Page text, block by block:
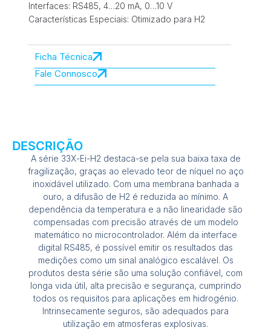
Interfaces: RS485, 4…20 mA, 0…10 V
Características Especiais: Otimizado para H2
Ficha Técnica
Fale Connosco
DESCRIÇÃO
A série 33X-Ei-H2 destaca-se pela sua baixa taxa de
fragilização, graças ao elevado teor de níquel no aço
inoxidável utilizado. Com uma membrana banhada a
ouro, a difusão de H2 é reduzida ao mínimo. A
dependência da temperatura e a não linearidade são
compensadas com precisão através de um modelo
matemático no microcontrolador. Além da interface
digital RS485, é possível emitir os resultados das
medições como um sinal analógico escalável. Os
produtos desta série são uma solução confiável, com
longa vida útil, alta precisão e segurança, cumprindo
todos os requisitos para aplicações em hidrogénio.
Intrinsecamente seguros, são adequados para
utilização em atmosferas explosivas.